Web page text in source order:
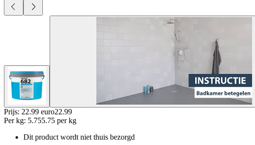
Prijs: 22.99 euro22.99
Per kg: 5.755.75 per kg
Dit product wordt niet thuis bezorgd